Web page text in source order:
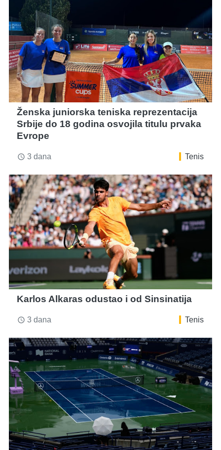
Ženska juniorska teniska reprezentacija
Srbije do 18 godina osvojila titulu prvaka
Evrope
access_time 3 dana Tenis
Karlos Alkaras odustao i od Sinsinatija
access_time 3 dana Tenis